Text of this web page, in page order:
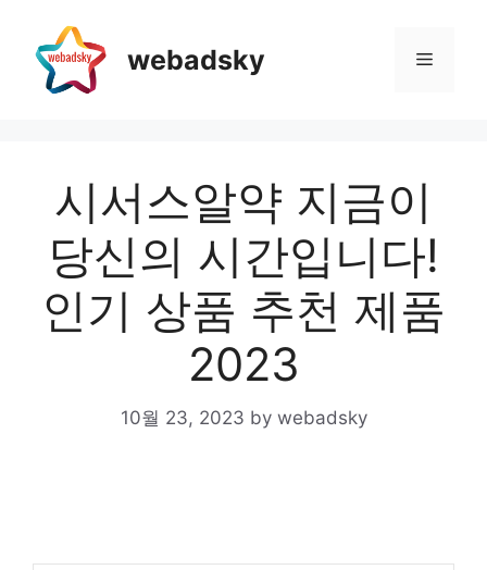
content
webadsky Menu
시서스알약 지금이
당신의 시간입니다!
인기 상품 추천 제품
2023
10월 23, 2023 by webadsky